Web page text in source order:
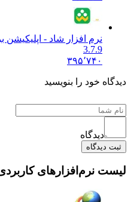
نرم افزار شاد - اپلیکیشن
3.7.9
۳۹۵٬۷۴۰
دیدگاه خود را بنویسید
دیدگاه
ثبت دیدگاه
لیست نرم‌افزارهای